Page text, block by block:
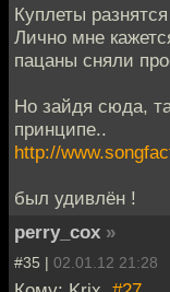
Куплеты
Лично мне
пацаны сняли
Но зайдя сюда,
принципе..
http://
был удивлён !
perry_cox »
#35 | 02.01.12 21:28